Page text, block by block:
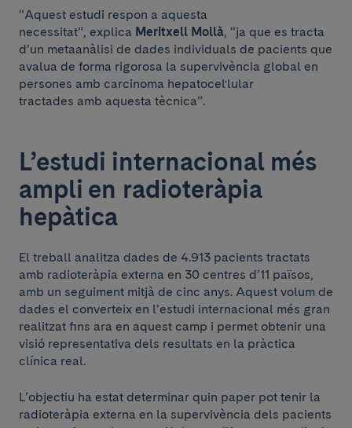
“Aquest estudi respon a aquesta
necessitat”, explica Meritxell Mollà, “ja que es tracta
d’un metaanàlisi de dades individuals de pacients que
avalua de forma rigorosa la supervivència global en
persones amb carcinoma hepatocel·lular
tractades amb aquesta tècnica”.
L’estudi internacional més
ampli en radioteràpia
hepàtica
El treball analitza dades de 4.913 pacients tractats
amb radioteràpia externa en 30 centres d’11 països,
amb un seguiment mitjà de cinc anys. Aquest volum de
dades el converteix en l’estudi internacional més gran
realitzat fins ara en aquest camp i permet obtenir una
visió representativa dels resultats en la pràctica
clínica real.
L’objectiu ha estat determinar quin paper pot tenir la
radioteràpia externa en la supervivència dels pacients